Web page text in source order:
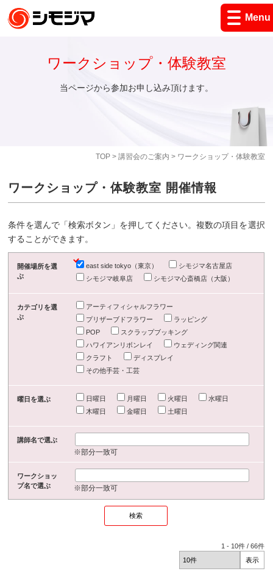
Menu
TOP> 講習会のご案内 > ワークショップ・体験教室
ワークショップ・体験教室
当ページから参加お申し込み頂けます。
ワークショップ・体験教室 開催情報
条件を選んで「検索ボタン」を押してください。複数の項目を選択
することができます。
開催場所を選
ぶ
east side tokyo（東京）
シモジマ名古屋店
シモジマ岐阜店
シモジマ心斎橋店（大阪）
カテゴリを選
ぶ
アーティフィシャルフラワー
プリザーブドフラワー
ラッピング
POP
スクラップブッキング
ハワイアンリボンレイ
ウェディング関連
クラフト
ディスプレイ
その他手芸・工芸
曜日を選ぶ 日曜日 月曜日 火曜日
水曜日
木曜日
金曜日 土曜日
講師名で選ぶ
※部分一致可
ワークショッ
プ名で選ぶ
※部分一致可
1 - 10件 /66件